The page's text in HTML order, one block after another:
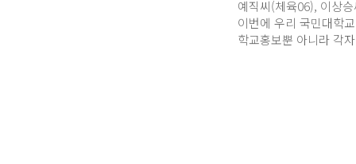
예직씨(체육06), 이상
이번에 우리 국민대학
학교홍보뿐 아니라 각